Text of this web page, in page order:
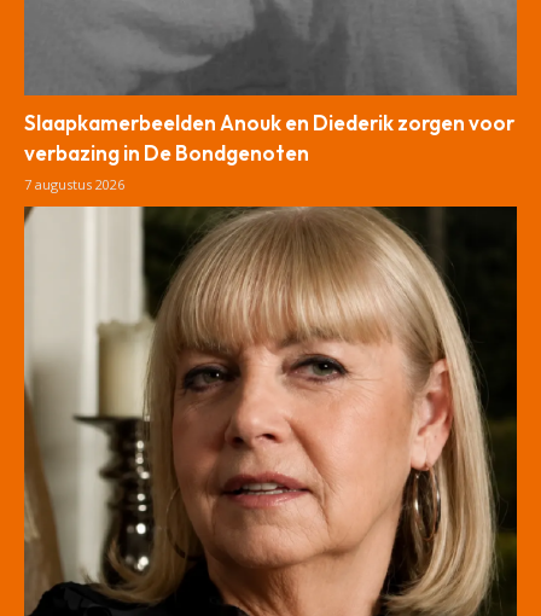
Slaapkamerbeelden Anouk en Diederik zorgen voor
verbazing in De Bondgenoten
7 augustus 2026